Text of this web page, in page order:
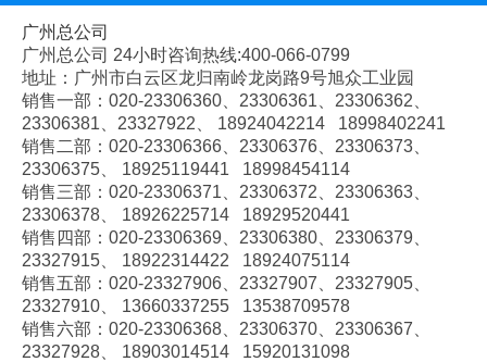
广州总公司
广州总公司 24小时咨询热线:400-066-0799
地址：广州市白云区龙归南岭龙岗路9号旭众工业园
销售一部：020-23306360、 23306361、 23306362、
23306381、 23327922、
18924042214 18998402241
销售二部：020-23306366、 23306376、 23306373、
23306375、
18925119441 18998454114
销售三部：020-23306371、 23306372、 23306363、
23306378、
18926225714 18929520441
销售四部：020-23306369、 23306380、 23306379、
23327915、
18922314422 18924075114
销售五部：020-23327906、 23327907、 23327905、
23327910、
13660337255 13538709578
销售六部：020-23306368、 23306370、 23306367、
23327928、
18903014514 15920131098